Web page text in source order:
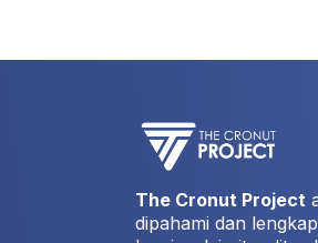
The Cronut Project
dipahami dan